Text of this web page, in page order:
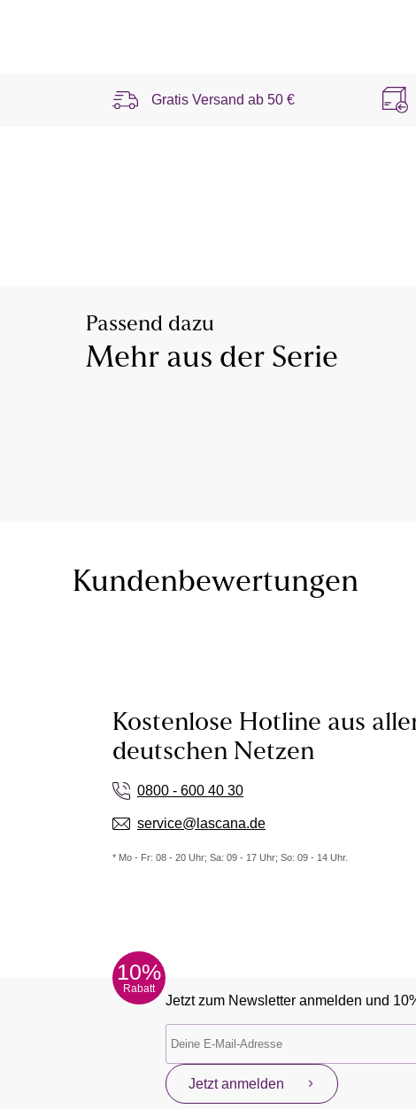
Gratis Versand ab 50 €
Passend dazu
Mehr aus der Serie
Kundenbewertungen
Kostenlose Hotline aus
deutschen Netzen
0800 - 600 40 30
service@lascana.de
* Mo - Fr: 08 - 20 Uhr; Sa: 09 - 17 Uhr; So: 09 - 14 Uhr.
10%
Rabatt
Jetzt zum Newsletter anmelden und
Jetzt anmelden